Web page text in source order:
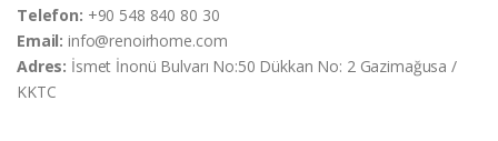
Telefon: +90 548 840 80 30
Email:info@renoirhome.com
Adres: İsmet İnonü Bulvarı No:50 Dükkan No: 2 Gazimağusa /
KKTC